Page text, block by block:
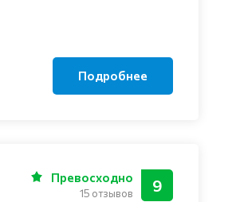
Подробнее
9
Превосходно
15 отзывов